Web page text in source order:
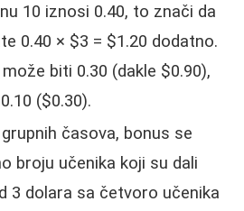
10 iznosi 0.40, to znači da
0.40 × $3 = $1.20 dodatno.
biti 0.30 (dakle $0.90),
($0.30).
časova, bonus se
broju učenika koji su dali
3 dolara sa četvoro učenika